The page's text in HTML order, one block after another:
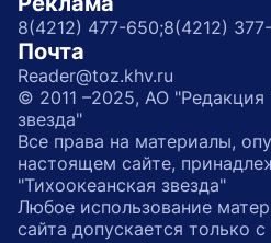
8(4212) 477-650;8(4212)
Почта
Reader@toz.khv.ru
© 2011 –2025, АО "Редакция
звезда"
Все права на материалы,
настоящем сайте,
"Тихоокеанская звезда"
Любое использование
сайта допускается только